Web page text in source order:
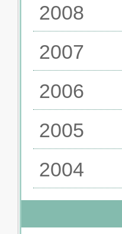
2008
2007
2006
2005
2004